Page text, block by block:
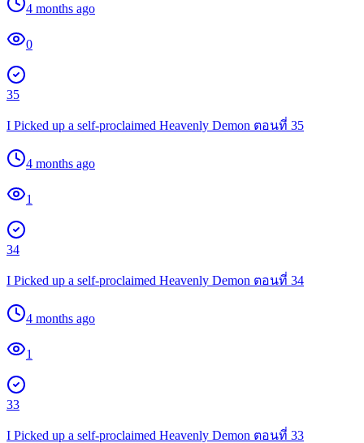
4 months ago
0
35
I Picked up a self-proclaimed Heavenly Demon ตอนที่ 35
4 months ago
1
34
I Picked up a self-proclaimed Heavenly Demon ตอนที่ 34
4 months ago
1
33
I Picked up a self-proclaimed Heavenly Demon ตอนที่ 33